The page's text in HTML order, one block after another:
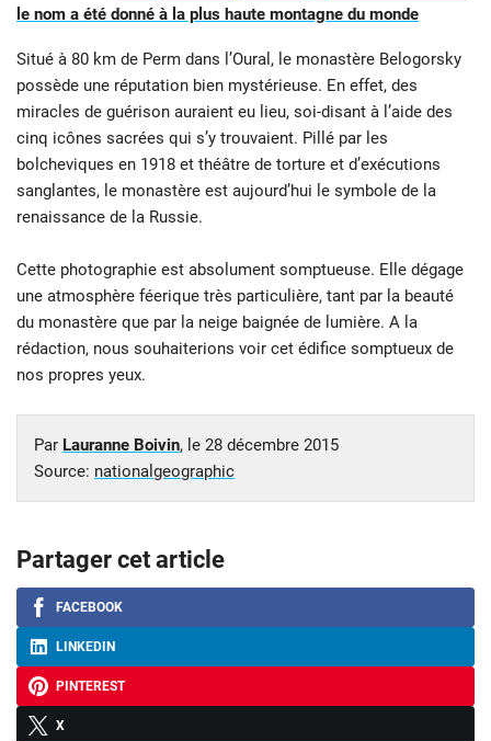
le nom a été donné à la plus haute montagne du monde
Situé à 80 km de Perm dans l’Oural, le monastère Belogorsky
possède une réputation bien mystérieuse. En effet, des
miracles de guérison auraient eu lieu, soi-disant à l’aide des
cinq icônes sacrées qui s’y trouvaient. Pillé par les
bolcheviques en 1918 et théâtre de torture et d’exécutions
sanglantes, le monastère est aujourd’hui le symbole de la
renaissance de la Russie.
Cette photographie est absolument somptueuse. Elle dégage
une atmosphère féerique très particulière, tant par la beauté
du monastère que par la neige baignée de lumière. A la
rédaction, nous souhaiterions voir cet édifice somptueux de
nos propres yeux.
Par Lauranne Boivin, le 28 décembre 2015
Source: nationalgeographic
Partager cet article
FACEBOOK
LINKEDIN
PINTEREST
X